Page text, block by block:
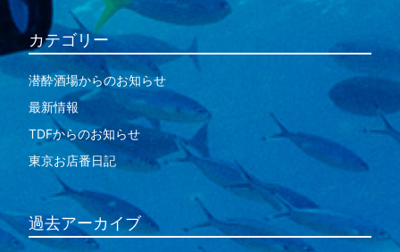
カテゴリー
潜酔酒場からのお知らせ
最新情報
TDFからのお知らせ
東京お店番日記
過去アーカイブ